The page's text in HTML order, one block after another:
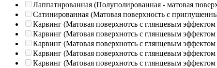
Лаппатированная (Полуполированная - матовая
Сатинированная (Матовая поверхность с
Карвинг (Матовая поверхнотсь с глянцевым эффектом
Карвинг (Матовая поверхнотсь с глянцевым эффектом
Карвинг (Матовая поверхнотсь с глянцевым эффектом
Карвинг (Матовая поверхнотсь с глянцевым эффектом
Карвинг (Матовая поверхнотсь с глянцевым эффектом